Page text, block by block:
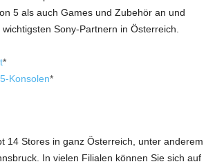
5 als auch Games und Zubehör an und
Sony-Partnern in Österreich.
*
Konsolen*
14 Stores in ganz Österreich, unter anderem
In vielen Filialen können Sie sich auf